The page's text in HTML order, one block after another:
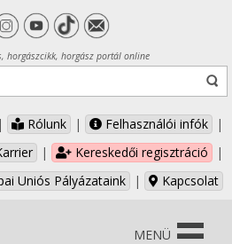
horgászcikk, horgász portál online
| Rólunk | Felhasználói infók
|
| Kereskedői regisztráció
|
Uniós Pályázataink
| Kapcsolat
MENÜ